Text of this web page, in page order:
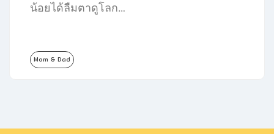
น้อยได้ลืมตาดูโลก…
Mom & Dad